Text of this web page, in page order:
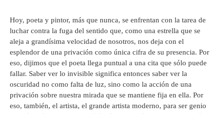
Hoy, poeta y pintor, más que nunca, se enfrentan con la tarea de
luchar contra la fuga del sentido que, como una estrella que se
aleja a grandísima velocidad de nosotros, nos deja con el
esplendor de una privación como única cifra de su presencia. Por
eso, dijimos que el poeta llega puntual a una cita que sólo puede
fallar. Saber ver lo invisible significa entonces saber ver la
oscuridad no como falta de luz, sino como la acción de una
privación sobre nuestra mirada que se mantiene fija en ella. Por
eso, también, el artista, el grande artista moderno, para ser genio